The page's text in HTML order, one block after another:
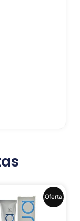
¡Oferta!
precio
actual
es:
Este